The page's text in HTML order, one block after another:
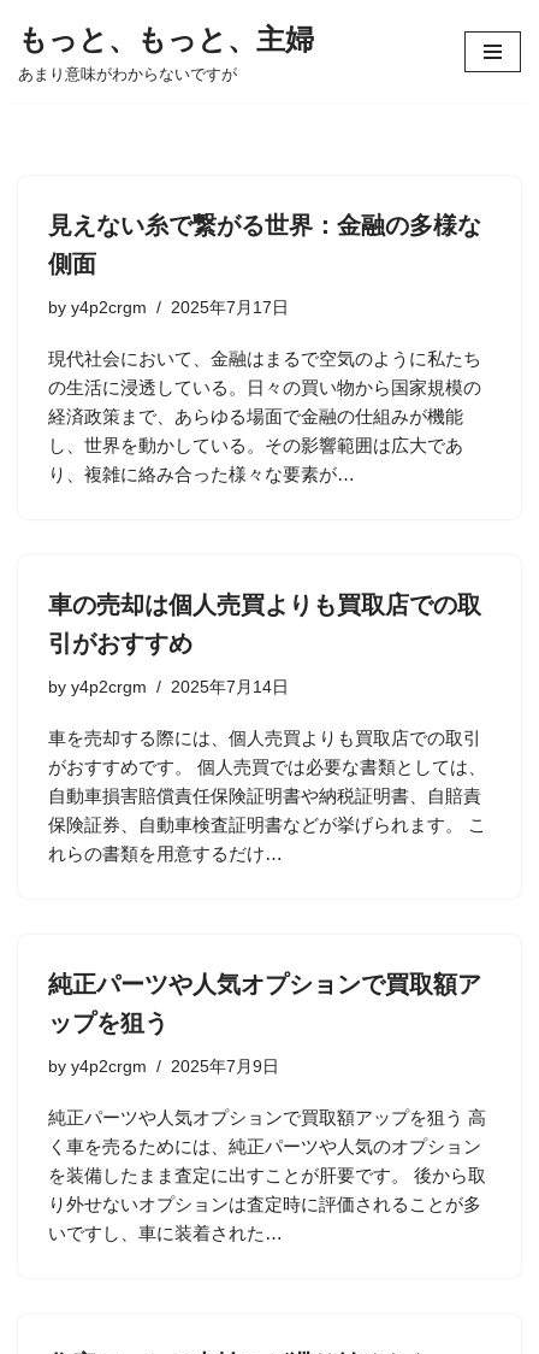
コ
もっと、もっと、主婦
あまり意味がわからないですが
見えない糸で繋がる世界：金融の多様な
側面
by y4p2crgm 2025年7月17日
現代社会において、金融はまるで空気のように私たち
の生活に浸透している。日々の買い物から国家規模の
経済政策まで、あらゆる場面で金融の仕組みが機能
し、世界を動かしている。その影響範囲は広大であ
り、複雑に絡み合った様々な要素が…
車の売却は個人売買よりも買取店での取
引がおすすめ
by y4p2crgm 2025年7月14日
車を売却する際には、個人売買よりも買取店での取引
がおすすめです。 個人売買では必要な書類としては、
自動車損害賠償責任保険証明書や納税証明書、自賠責
保険証券、自動車検査証明書などが挙げられます。 こ
れらの書類を用意するだけ…
純正パーツや人気オプションで買取額ア
ップを狙う
by y4p2crgm 2025年7月9日
純正パーツや人気オプションで買取額アップを狙う 高
く車を売るためには、純正パーツや人気のオプション
を装備したまま査定に出すことが肝要です。 後から取
り外せないオプションは査定時に評価されることが多
いですし、車に装着された…